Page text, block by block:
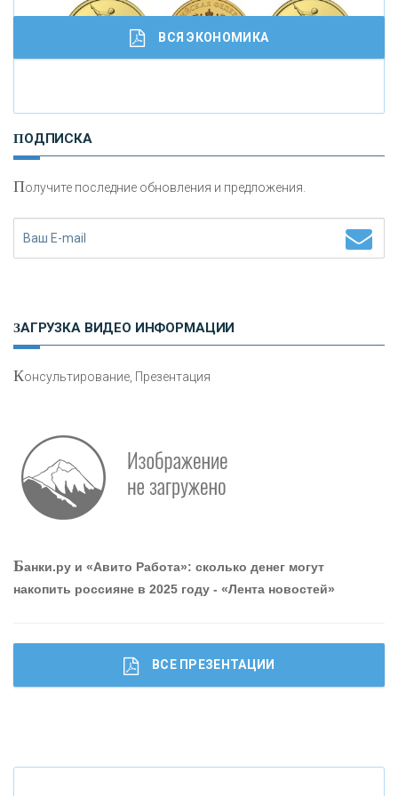
Работа мечты. Что банки делают для того, чтобы
привлечь и удержать персонал - «Интервью»
И
сохранения и увеличения капитала
Что будет с наличными деньгами при цифровом
ВСЯ ЭКОНОМИКА
ПОДПИСКА
Получите последние обновления и предложения.
ЗАГРУЗКА ВИДЕО ИНФОРМАЦИИ
Консультирование, Презентация
Банки.ру и «Авито Работа»: сколько денег могут
накопить россияне в 2025 году - «Лента новостей»
ВСЕ ПРЕЗЕНТАЦИИ